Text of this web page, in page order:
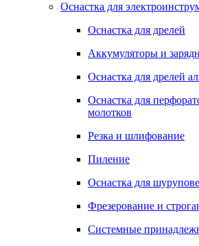
Оснастка для
Оснастка для дрелей
Аккумуляторы и
Оснастка для дрелей
Оснастка для
молотков
Резка и шлифование
Пиление
Оснастка для
Фрезерование и
Системные